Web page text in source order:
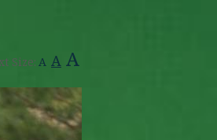
Size: A A A